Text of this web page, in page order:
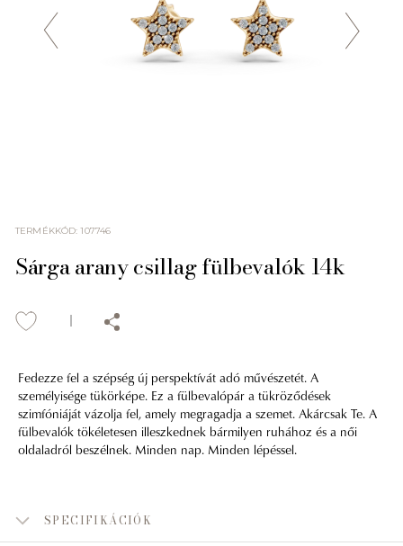
TERMÉKKÓD:107746
Sárga arany csillag fülbevalók 14k
Fedezze fel a szépség új perspektívát adó művészetét. A
személyisége tükörképe. Ez a fülbevalópár a tükröződések
szimfóniáját vázolja fel, amely megragadja a szemet. Akárcsak Te. A
fülbevalók tökéletesen illeszkednek bármilyen ruhához és a női
oldaladról beszélnek. Minden nap. Minden lépéssel.
SPECIFIKÁCIÓK